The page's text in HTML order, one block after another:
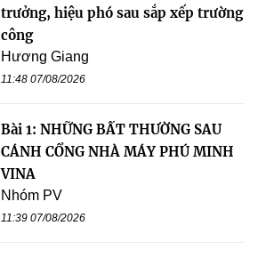
trưởng, hiệu phó sau sắp xếp trường
công
Hương Giang
11:48 07/08/2026
Bài 1: NHỮNG BẤT THƯỜNG SAU
CÁNH CỔNG NHÀ MÁY PHÚ MINH
VINA
Nhóm PV
11:39 07/08/2026